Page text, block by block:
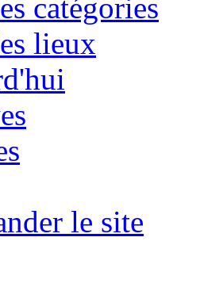
catégories
lieux
le site